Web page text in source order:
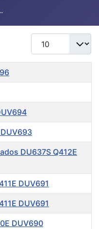
Mostrar #
DU637S Q412E
DUV691
DUV691
DUV690